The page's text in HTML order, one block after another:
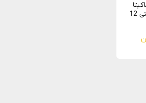
مدل BO4557 با گارانتی 12